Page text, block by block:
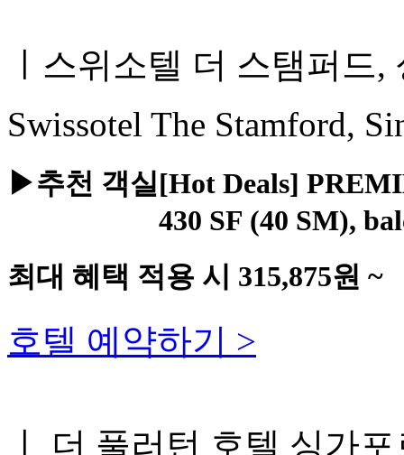
ㅣ스위소텔 더 스탬퍼드,
Swissotel The Stamford,
▶추천 객실[Hot Deals]
430 SF (40 SM),
최대 혜택 적용 시 315,875원 ~
호텔 예약하기 >
ㅣ 더 풀러턴 호텔 싱가